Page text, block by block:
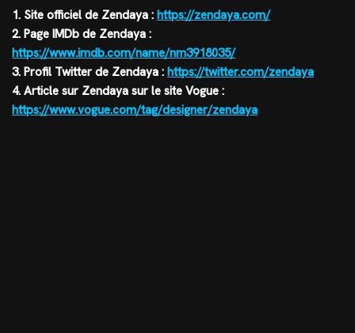
1. Site officiel de Zendaya : https://zendaya.com/
2. Page IMDb de Zendaya :
https://www.imdb.com/name/nm3918035/
3. Profil Twitter de Zendaya : https://twitter.com/zendaya
4. Article sur Zendaya sur le site Vogue :
https://www.vogue.com/tag/designer/zendaya